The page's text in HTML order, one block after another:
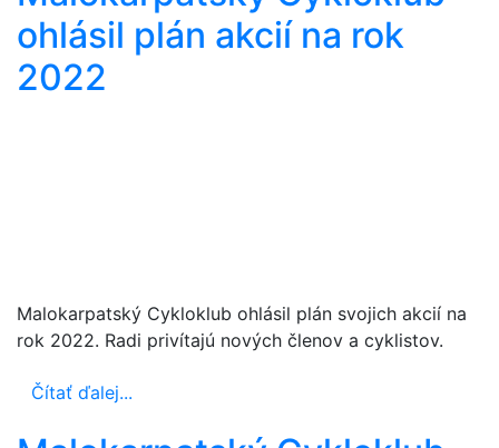
ohlásil plán akcií na rok
2022
Malokarpatský Cykloklub ohlásil plán svojich akcií na
rok 2022. Radi privítajú nových členov a cyklistov.
Čítať ďalej...